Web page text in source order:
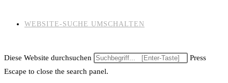
WEBSITE-SUCHE UMSCHALTEN
Diese Website durchsuchen
Press
Escape to close the search panel.